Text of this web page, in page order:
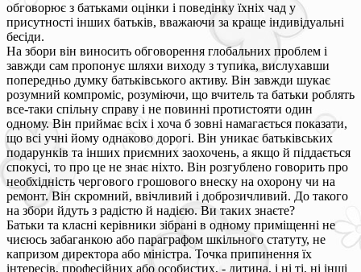
обговорює з батьками оцінки і поведінку їхніх чад у
присутності інших батьків, вважаючи за краще індивідуальні
бесіди.
На збори він виносить обговорення глобальних проблем і
завжди сам пропонує шляхи виходу з тупика, вислухавши
попередньо думку батьківського активу. Він завжди шукає
розумний компроміс, розуміючи, що вчитель та батьки роблять
все-таки спільну справу і не повинні протистояти один
одному. Він приймає всіх і хоча б зовні намагається показати,
що всі учні йому однаково дорогі. Він уникає батьківських
подарунків та інших приємних заохочень, а якщо й піддається
спокусі, то про це не знає ніхто. Він розгублено говорить про
необхідність чергового грошового внеску на охорону чи на
ремонт. Він скромний, ввічливий і доброзичливий. До такого
на збори йдуть з радістю й надією. Ви таких знаєте?
Батьки та класні керівники зібрані в одному приміщенні не
чиєюсь забаганкою або параграфом шкільного статуту, не
капризом директора або міністра. Точка припинення їх
інтересів, професійних або особистих, - дитина, і ні ті, ні інші